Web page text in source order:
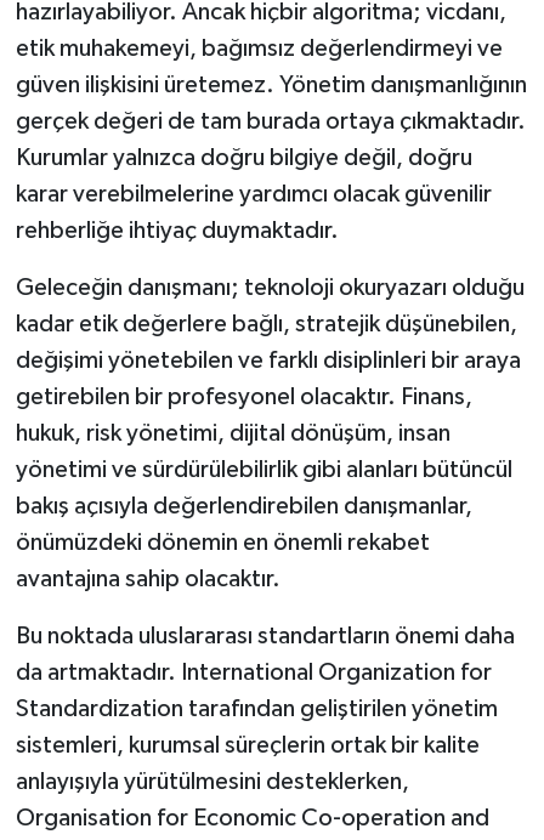
hazırlayabiliyor. Ancak hiçbir algoritma; vicdanı,
etik muhakemeyi, bağımsız değerlendirmeyi ve
güven ilişkisini üretemez. Yönetim danışmanlığının
gerçek değeri de tam burada ortaya çıkmaktadır.
Kurumlar yalnızca doğru bilgiye değil, doğru
karar verebilmelerine yardımcı olacak güvenilir
rehberliğe ihtiyaç duymaktadır.
Geleceğin danışmanı; teknoloji okuryazarı olduğu
kadar etik değerlere bağlı, stratejik düşünebilen,
değişimi yönetebilen ve farklı disiplinleri bir araya
getirebilen bir profesyonel olacaktır. Finans,
hukuk, risk yönetimi, dijital dönüşüm, insan
yönetimi ve sürdürülebilirlik gibi alanları bütüncül
bakış açısıyla değerlendirebilen danışmanlar,
önümüzdeki dönemin en önemli rekabet
avantajına sahip olacaktır.
Bu noktada uluslararası standartların önemi daha
da artmaktadır. International Organization for
Standardization tarafından geliştirilen yönetim
sistemleri, kurumsal süreçlerin ortak bir kalite
anlayışıyla yürütülmesini desteklerken,
Organisation for Economic Co-operation and